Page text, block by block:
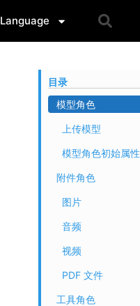
Language
目录
模型角色
上传模型
模型角色初始属性
附件角色
图片
音频
视频
PDF 文件
工具角色